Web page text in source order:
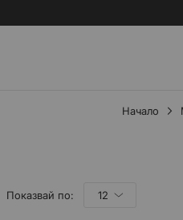
Начало
Показвай по: